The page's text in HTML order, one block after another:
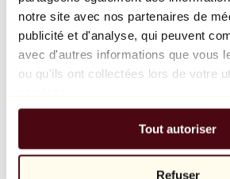
notre site avec nos partenaires de
publicité et d'analyse, qui peuvent
avec d'autres informations que vous
ou qu'ils ont collectées lors de votre
Tout autoriser
Refuser
Balloon Dog (Orange)
Jeff Koons
10 000 €
Parcourir
Tous les sculpteurs
Tous les photographes